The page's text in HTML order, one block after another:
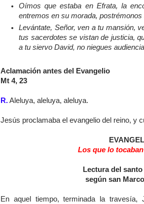
Oímos que estaba en Efrata, la
entremos en su morada,
Levántate, Señor, ven a tu mansión,
tus sacerdotes se vistan de justicia,
a tu siervo David, no niegues
Aclamación antes del Evangelio
Mt 4, 23
R.Aleluya, aleluya, aleluya.
Jesús proclamaba el evangelio del reino, y
Los que lo
Lectura del
según san
En aquel tiempo, terminada la